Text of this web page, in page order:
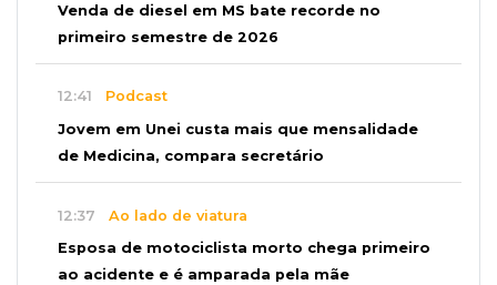
Venda de diesel em MS bate recorde no
primeiro semestre de 2026
12:41 Podcast
Jovem em Unei custa mais que mensalidade
de Medicina, compara secretário
12:37 Ao lado de viatura
Esposa de motociclista morto chega primeiro
ao acidente e é amparada pela mãe